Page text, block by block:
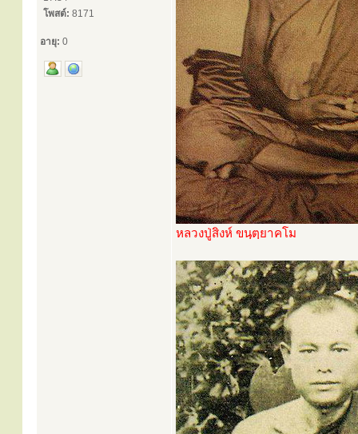
โพสต์: 8171
อายุ: 0
หลวงปู่สิงห์ ขนฺตฺยาคโม